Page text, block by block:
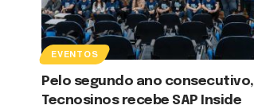
EVENTOS
Pelo segundo ano consecutivo,
Tecnosinos recebe SAP Inside